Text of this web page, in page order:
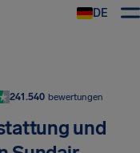
DE
241.540 bewertungen
und